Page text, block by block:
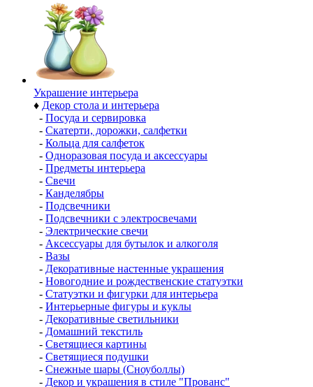
Украшение интерьера
♦ Декор стола и интерьера
- Посуда и сервировка
- Скатерти, дорожки, салфетки
- Кольца для салфеток
- Одноразовая посуда и аксессуары
- Предметы интерьера
- Свечи
- Канделябры
- Подсвечники
- Подсвечники с электросвечами
- Электрические свечи
- Аксессуары для бутылок и алкоголя
- Вазы
- Декоративные настенные украшения
- Новогодние и рождественские статуэтки
- Статуэтки и фигурки для интерьера
- Интерьерные фигуры и куклы
- Декоративные светильники
- Домашний текстиль
- Светящиеся картины
- Светящиеся подушки
- Снежные шары (Сноуболлы)
- Декор и украшения в стиле "Прованс"